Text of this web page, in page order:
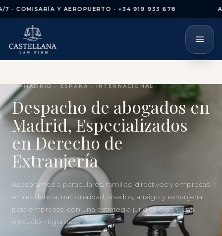
Y AEROPUERTO · +34 919 933 678
MADRID · ESPAÑA · INTERNACIONAL
Despacho de abogados en
Madrid, Especializados
en Derecho de
Extranjería
Asesoramos a particulares, familias, directivos y empresas
en residencia, nacionalidad, visados, arraigo y extranjería
para empresas, con una estrategia jurídica clara y una
ejecución rigurosa.